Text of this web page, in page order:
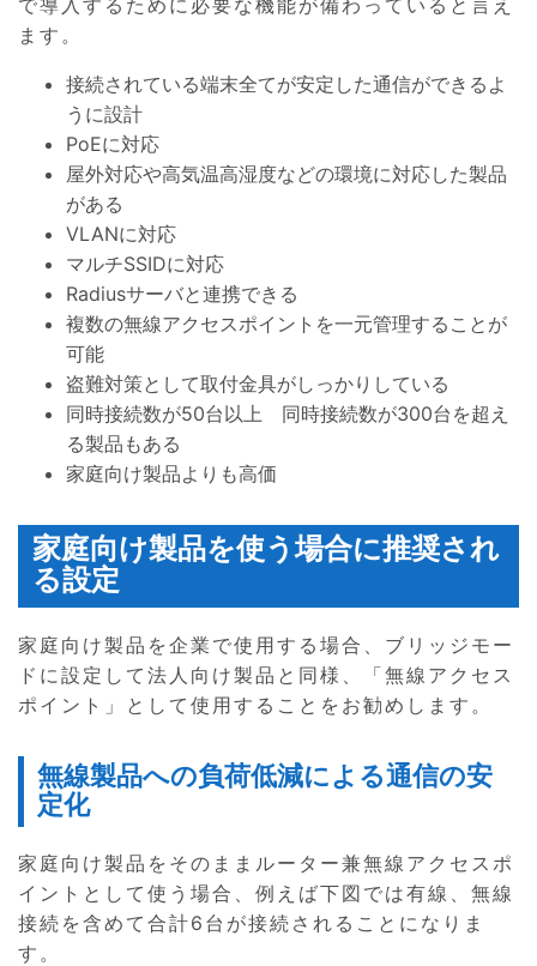
ます。
接続されている端末全てが安定した通信ができるよ
うに設計
PoEに対応
屋外対応や高気温高湿度などの環境に対応した製品
がある
VLANに対応
マルチSSIDに対応
Radiusサーバと連携できる
複数の無線アクセスポイントを一元管理することが
可能
盗難対策として取付金具がしっかりしている
同時接続数が50台以上 同時接続数が300台を超え
る製品もある
家庭向け製品よりも高価
家庭向け製品を使う場合に推奨され
る設定
家庭向け製品を企業で使用する場合、ブリッジモー
ドに設定して法人向け製品と同様、「無線アクセス
ポイント」として使用することをお勧めします。
無線製品への負荷低減による通信の安
定化
家庭向け製品をそのままルーター兼無線アクセスポ
イントとして使う場合、例えば下図では有線、無線
接続を含めて合計6台が接続されることになりま
す。